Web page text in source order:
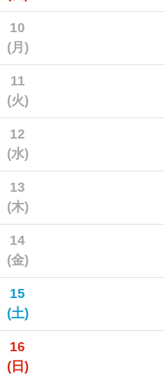
10
(月)
11
(火)
12
(水)
13
(木)
14
(金)
15
(土)
16
(日)